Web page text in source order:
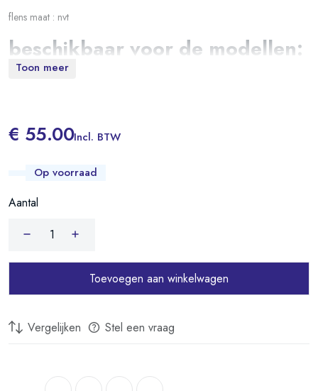
flens maat : nvt
beschikbaar voor de modellen:
THERMEX ER 50 H
THERMEX ES 50 H
Toon meer
€ 55.00Incl. BTW
Op voorraad
Aantal
Toevoegen aan winkelwagen
Vergelijken Stel een vraag